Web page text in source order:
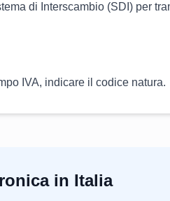
di Interscambio (SDI) per
IVA, indicare il codice natura.
in Italia